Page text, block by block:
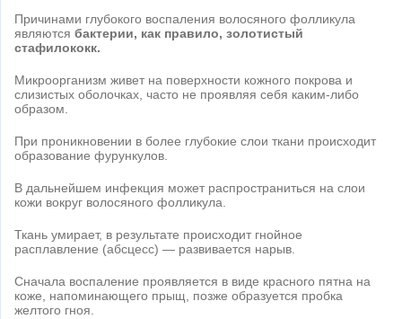
Причинами глубокого воспаления волосяного фолликула
являются бактерии, как правило, золотистый
стафилококк.
Микроорганизм живет на поверхности кожного покрова и
слизистых оболочках, часто не проявляя себя каким-либо
образом.
При проникновении в более глубокие слои ткани происходит
образование фурункулов.
В дальнейшем инфекция может распространиться на слои
кожи вокруг волосяного фолликула.
Ткань умирает, в результате происходит гнойное
расплавление (абсцесс) — развивается нарыв.
Сначала воспаление проявляется в виде красного пятна на
коже, напоминающего прыщ, позже образуется пробка
желтого гноя.